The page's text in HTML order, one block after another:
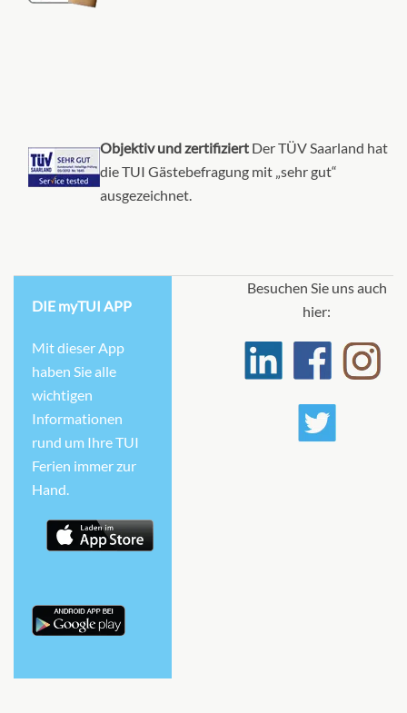
Objektiv und zertifiziert Der TÜV Saarland hat
die TUI Gästebefragung mit „sehr gut“
ausgezeichnet.
DIE myTUI APP
Mit dieser App
haben Sie alle
wichtigen
Informationen
rund um Ihre TUI
Ferien immer zur
Hand.
Besuchen Sie uns auch
hier: